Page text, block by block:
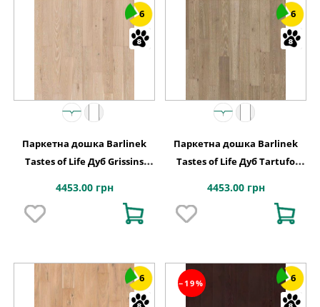
6
Паркетна дошка Barlinek
Tastes of Life Дуб Grissins
4453.00 грн
6
Паркетна дошка Barlinek
Tastes of Life Дуб Tartufo
4453.00 грн
6 −19% 6